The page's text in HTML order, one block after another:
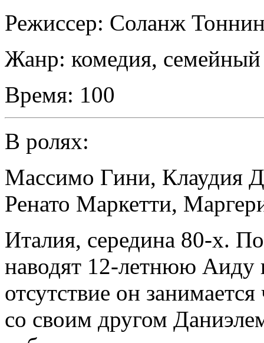
Режиссер: Соланж
Жанр: комедия, семейный
Время: 100
В ролях:
Массимо Гини, Клаудия
Ренато Маркетти,
Италия, середина 80-х.
наводят 12-летнюю Аиду
отсутствие он
со своим другом